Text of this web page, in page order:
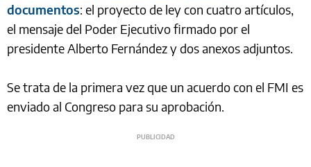
documentos: el proyecto de ley con cuatro artículos,
el mensaje del Poder Ejecutivo firmado por el
presidente Alberto Fernández y dos anexos adjuntos.
Se trata de la primera vez que un acuerdo con el FMI es
enviado al Congreso para su aprobación.